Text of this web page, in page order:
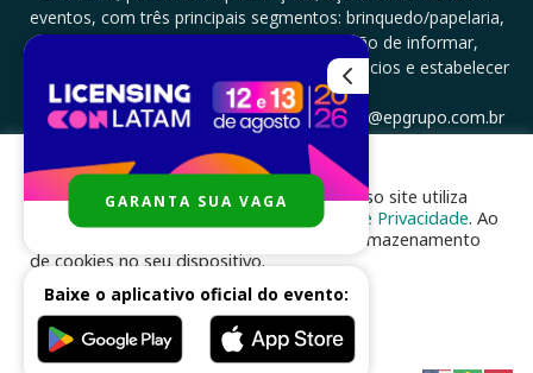
eventos, com três principais segmentos: brinquedo/papelaria,
licenciamento e zero a três com a missão de informar,
documentar, proporcionar encontro de negócios e estabelecer
parcerias.
CONTATO: +5511994513097 - atendimento@epgrupo.com.br
SIGA-NOS
Desenvolvido pornhsinfo.com.br
Para melhor experiência e navegação, nosso site utiliza
cookies, de acordo com a nossa
Política de Privacidade. Ao
clicar em “aceito”, você concorda com o armazenamento
de cookies no seu dispositivo.
ACEITAR
GARANTA SUA VAGA
Baixe o aplicativo oficial do evento: